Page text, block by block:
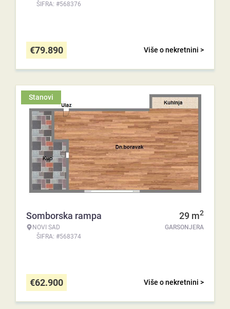
ŠIFRA: #568376
Više o nekretnini >
€79.890
Stanovi
Somborska rampa
NOVI SAD
ŠIFRA: #568374
29 m2
GARSONJERA
Više o nekretnini >
€62.900